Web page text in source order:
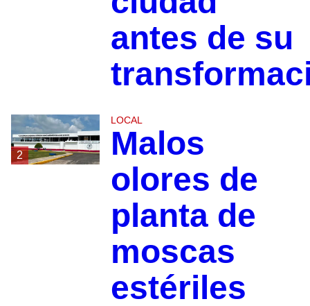
antes de su
2
LOCAL
Malos
olores de
planta de
moscas
estériles